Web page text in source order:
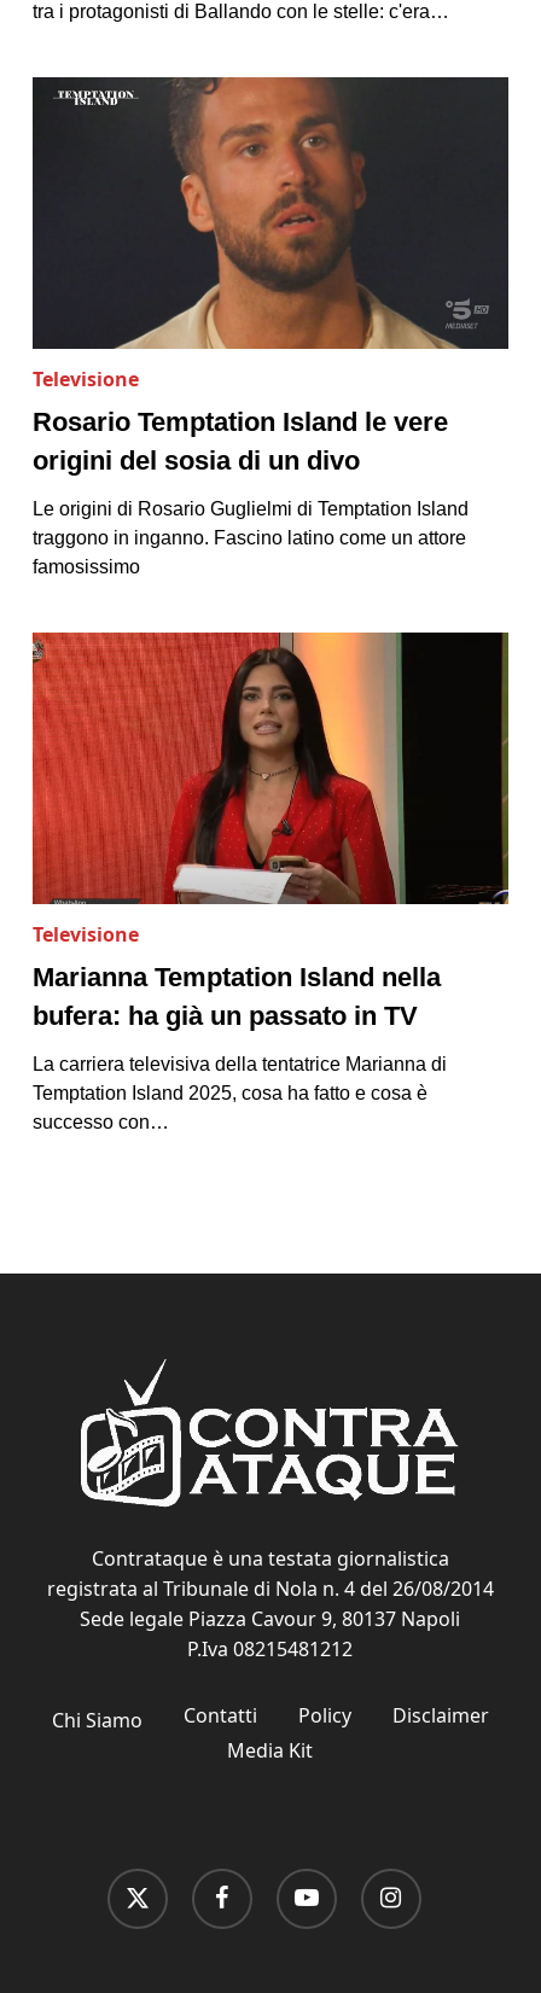
tra i protagonisti di Ballando con le stelle: c'era…
Televisione
Rosario Temptation Island le vere
origini del sosia di un divo
Le origini di Rosario Guglielmi di Temptation Island
traggono in inganno. Fascino latino come un attore
famosissimo
Televisione
Marianna Temptation Island nella
bufera: ha già un passato in TV
La carriera televisiva della tentatrice Marianna di
Temptation Island 2025, cosa ha fatto e cosa è
successo con…
Contrataque è una testata giornalistica
registrata al Tribunale di Nola n. 4 del 26/08/2014
Sede legale Piazza Cavour 9, 80137 Napoli
P.Iva 08215481212
Chi Siamo Contatti Policy
Disclaimer
Media Kit
x-
twitter
facebook youtube instagram